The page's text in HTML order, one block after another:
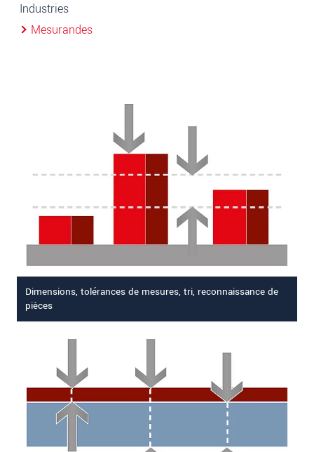
Industries
Mesurandes
Dimensions, tolérances de mesures, tri, reconnaissance de
pièces